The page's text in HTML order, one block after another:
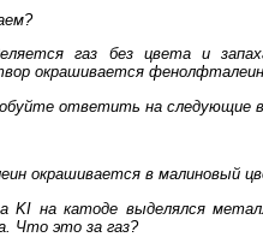
газ без цвета и
окрашивается
ответить на следующие
окрашивается в малиновый
KI на катоде выделялся
Что это за газ?